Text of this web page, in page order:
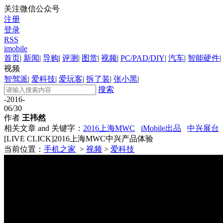
关注微信公众号
注册
登录
RSS
imobile
首页| 新闻| 导购| 评测 | 图赏| 视频| PC/PAD/DIY| 汽车| 智能硬件|
视频
智驾派| 爱科技| 爱玩客| 拆了装| 张小黑|
搜索
-2016-
06/30
作者 王祎然
相关文章 and 关键字： 2016上海MWC iMobile出品
中兴展台
[LIVE CLICK]2016上海MWC中兴产品体验
当前位置： 手机之家 > 视频 > 爱科技